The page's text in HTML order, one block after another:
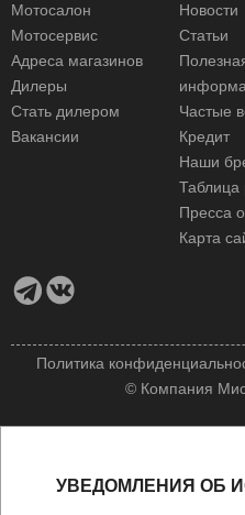
Мотосалон
Мотосервис
Адреса магазинов
Дилеры
Стать дилером
Вакансии
Новости
Статьи
Частые
Кредит
Наши
Таблица
Пресса
Карта
© Компания
Политика
УВЕДОМЛЕНИЯ ОБ